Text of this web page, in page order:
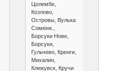
Цолембе,
Козлово,
Островы, Вулька
Сомюнк.,
Борсуки Нове,
Борсуки,
Гульчево, Кренги,
Михалин,
Клюкувск, Кручи